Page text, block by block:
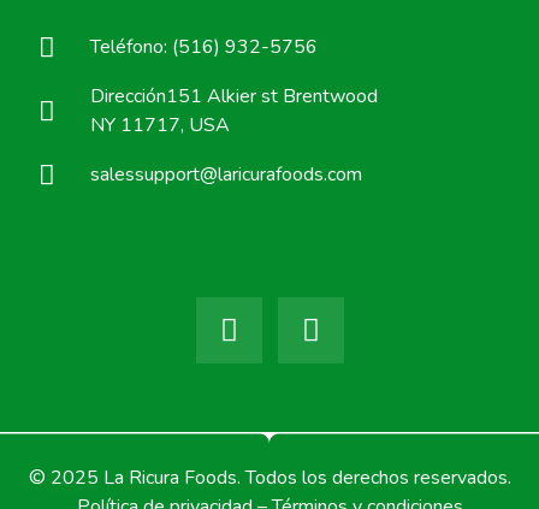
Teléfono: (516) 932-5756
Dirección151 Alkier st Brentwood
NY 11717, USA
salessupport@laricurafoods.com
© 2025 La Ricura Foods. Todos los derechos reservados.